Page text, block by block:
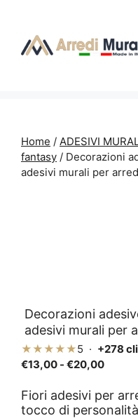
contenuto
Home / ADESIVI
fantasy / Decorazioni
adesivi murali per
Decorazioni
adesivi murali per
★★★★★5 · +278
€13,00 - €20,00Fascia
da
Fiori adesivi per
tocco di personalità